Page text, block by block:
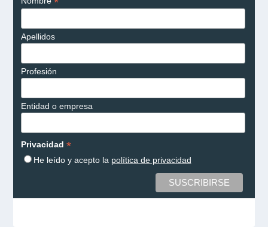
Apellidos
Profesión
Entidad o empresa
Privacidad *
He leído y acepto la política de privacidad